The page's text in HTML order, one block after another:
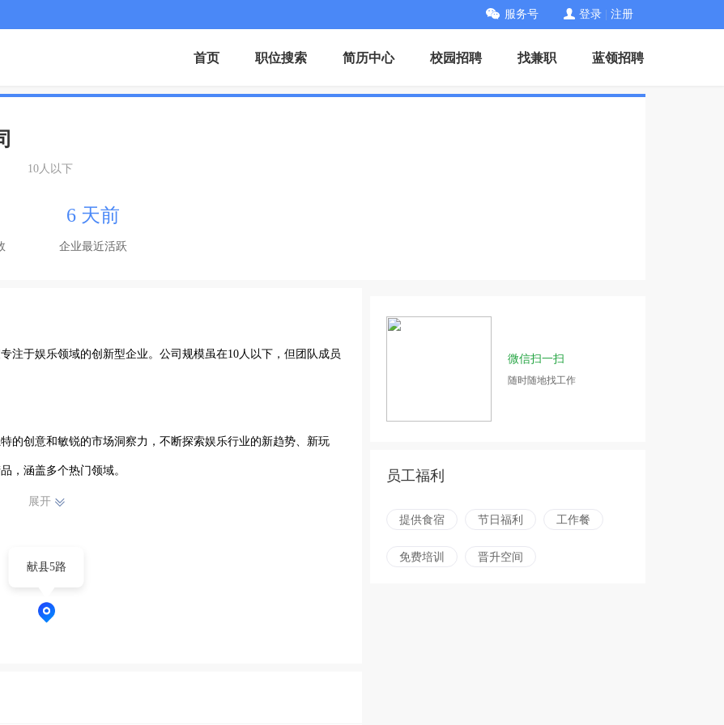
服务号 登录 注册
首页 职位搜索 简历中心 校园招聘 找兼职 蓝领招聘
10人以下
6 天前
企业最近活跃
注于娱乐领域的创新型企业。公司规模虽在10人以下，但团队成员
的创意和敏锐的市场洞察力，不断探索娱乐行业的新趋势、新玩
，涵盖多个热门领域。
行业内备受瞩目的新兴力量。我们相信，通过团队的不懈努力和对
市场竞争中稳步前行，不断发展壮大，为娱乐行业注入新的活力与
展开
献县5路
微信扫一扫
随时随地找工作
员工福利
提供食宿 节日福利 工作餐
免费培训 晋升空间